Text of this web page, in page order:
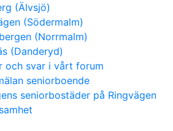
(Älvsjö)
(Södermalm)
(Norrmalm)
(Danderyd)
och svar i vårt forum
seniorboende
seniorbostäder på Ringvägen